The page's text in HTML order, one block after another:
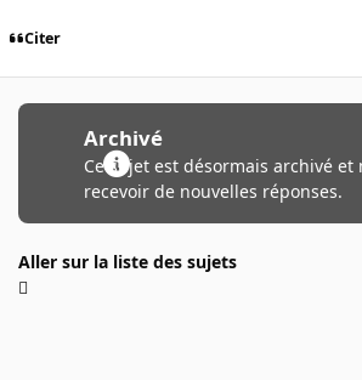
Citer
Archivé
Ce sujet est désormais archivé et
recevoir de nouvelles réponses.
Aller sur la liste des sujets